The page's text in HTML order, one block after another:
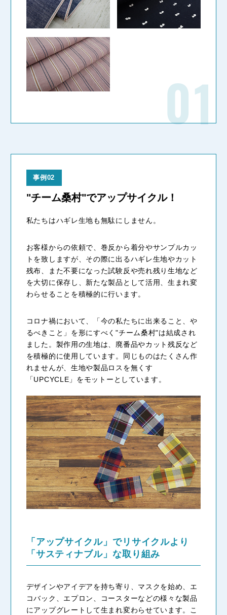
事例02
"チーム桑村"でアップサイクル！
私たちはハギレ生地も無駄にしません。
お客様からの依頼で、巻反から着分やサンプルカッ
トを致しますが、その際に出るハギレ生地やカット
残布、また不要になった試験反や売れ残り生地など
を大切に保存し、新たな製品として活用、生まれ変
わらせることを積極的に行います。
コロナ禍において、「今の私たちに出来ること、や
るべきこと」を形にすべく"チーム桑村"は結成され
ました。製作用の生地は、廃番品やカット残反など
を積極的に使用しています。同じものはたくさん作
れませんが、生地や製品ロスを無くす
「UPCYCLE」をモットーとしています。
「アップサイクル」でリサイクルより
「サスティナブル」な取り組み
デザインやアイデアを持ち寄り、マスクを始め、エ
コバック、エプロン、コースターなどの様々な製品
にアップグレートして生まれ変わらせています。こ